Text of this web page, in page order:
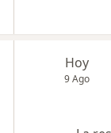
Hoy
9 Ago